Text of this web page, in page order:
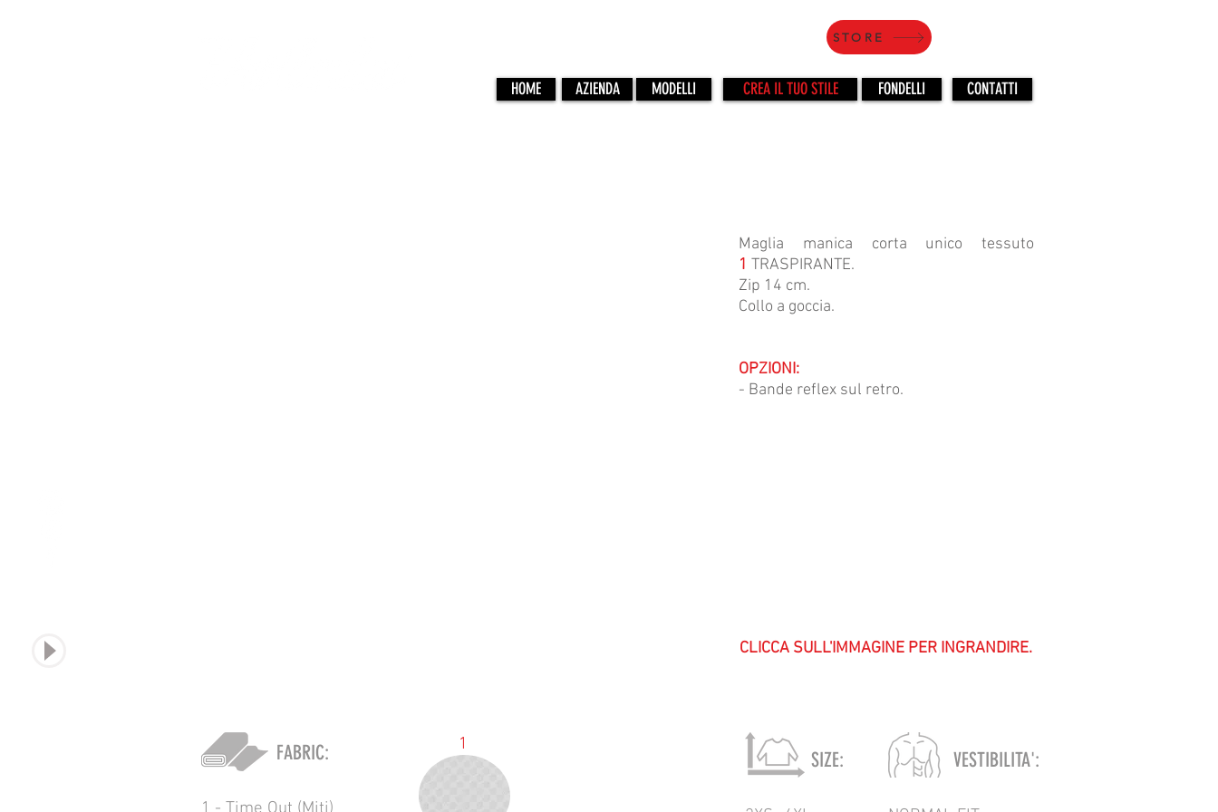
FONDELLI CONTATTI
CREA IL TUO STILE
HOME AZIENDA MODELLI
STORE
Maglia manica corta unico tessuto
1 TRASPIRANTE.
Zip 14 cm.
Collo a goccia.
OPZIONI:
- Bande reflex sul retro.
CLICCA SULL'IMMAGINE PER INGRANDIRE.
FABRIC: 1
SIZE: VESTIBILITA':